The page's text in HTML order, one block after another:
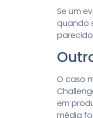
Se um
quando
O caso
em
média